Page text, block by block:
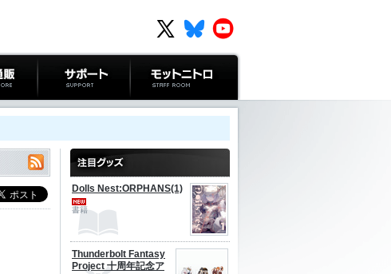
サポート モットニトロ
Dolls Nest:ORPHANS(1)
書籍
Thunderbolt Fantasy
Project 十周年記念ア